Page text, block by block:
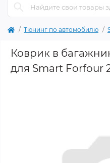
Тюнинг по автомобилю
Коврик в
для Smart Forfour